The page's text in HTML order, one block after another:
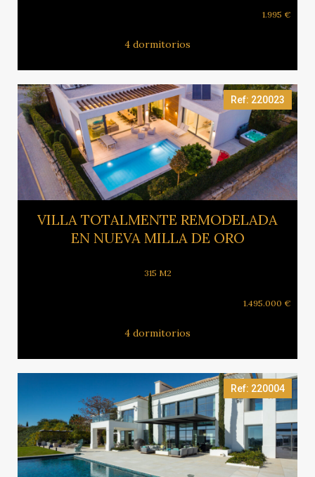
1.995 €
4 dormitorios
Ref: 220023
Ver más
VILLA TOTALMENTE REMODELADA
EN NUEVA MILLA DE ORO
315 M2
1.495.000 €
4 dormitorios
Ref: 220004